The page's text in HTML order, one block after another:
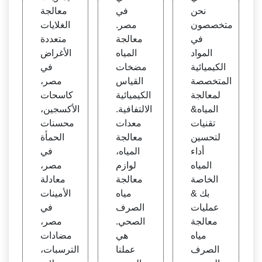
الصح
ي
معالجة
الغلايات
متعددة
الأغراض
في
مصر،
كاسحات
الأكسجين،
محسنات
الحمأة
في
مصر،
معادلة
الأمينات
في
مصر،
مضادات
الترسبات،
في
مصر.
معالجة
المياه
مضخات
القياس
الكيميائية
الالتفافية.
معدات
معالجة
المياه،
لوازم
معالجة
مياه
الصرف
الصحي.
هي
عملنا
ه/مياه
الصر
ف ال
صحي
نحن
متخصصون
في
المواد
الكيميائية
المتخصصة
لمعالجة
المياه&
تقنيات
لتحسين
أداء
المياه
الخاصة
بك &
عمليات
معالجة
مياه
الصرف